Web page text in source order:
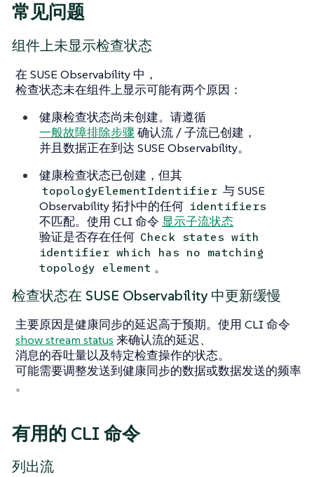
常见问题
组件上未显示检查状态
在 SUSE Observability 中，
检查状态未在组件上显示可能有两个原因：
健康检查状态尚未创建。请遵循
一般故障排除步骤 确认流 / 子流已创建，
并且数据正在到达 SUSE Observability。
健康检查状态已创建，但其
topologyElementIdentifier 与 SUSE
Observability 拓扑中的任何 identifiers
不匹配。使用 CLI 命令 显示子流状态
验证是否存在任何 Check states with
identifier which has no matching
topology element 。
检查状态在 SUSE Observability 中更新缓慢
主要原因是健康同步的延迟高于预期。使用 CLI 命令
show stream status 来确认流的延迟、
消息的吞吐量以及特定检查操作的状态。
可能需要调整发送到健康同步的数据或数据发送的频率
。
有用的 CLI 命令
列出流